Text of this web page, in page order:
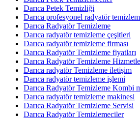
Darıca Petek Temizliği
Darıca profesyonel radyatör
Darıca Radyatör Temizleme
Darıca radyatör temizleme çeşitleri
Darıca radyatör temizleme firması
Darıca Radyatör Temizleme fiyatları
Darıca Radyatör Temizleme
Darıca radyatör Temizleme iletişim
Darıca radyatör temizleme işlemi
Darıca Radyatör Temizleme Kombi
Darıca radyatör temizleme makinesi
Darıca Radyatör Temizleme Servisi
Darıca Radyatör Temizlemeciler